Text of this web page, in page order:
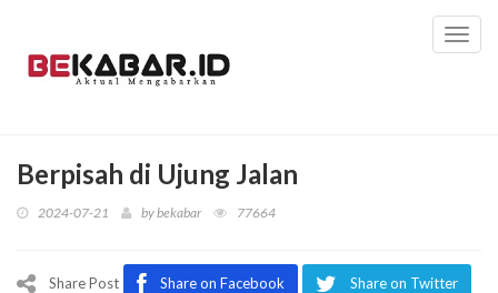
Berpisah di Ujung Jalan
2024-07-21 bybekabar 77664
Share Post Share on Facebook Share on Twitter